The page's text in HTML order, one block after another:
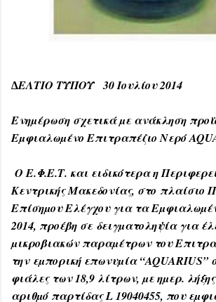
∆ΕΛΤΙΟ ΤΥΠΟΥ 30 Ιουλίου 2014
Ενηµέρωση σχετικά µε ανάκληση
Εµφιαλωµένο Επιτραπέζιο Νερό
O Ε.Φ.Ε.Τ. και ειδικότερα η
Κεντρικής Μακεδονίας, στο πλαίσιο
Επίσηµου Ελέγχου για τα
2014, προέβη σε δειγµατοληψία για
µικροβιακών παραµέτρων του
την εµπορική επωνυµία “AQUARIUS”
φιάλες των 18,9 λίτρων, µε ηµερ.
αριθµό παρτίδας L 19040455, που